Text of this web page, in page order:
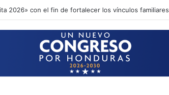
2026» con el fin de fortalecer los vínculos familiares